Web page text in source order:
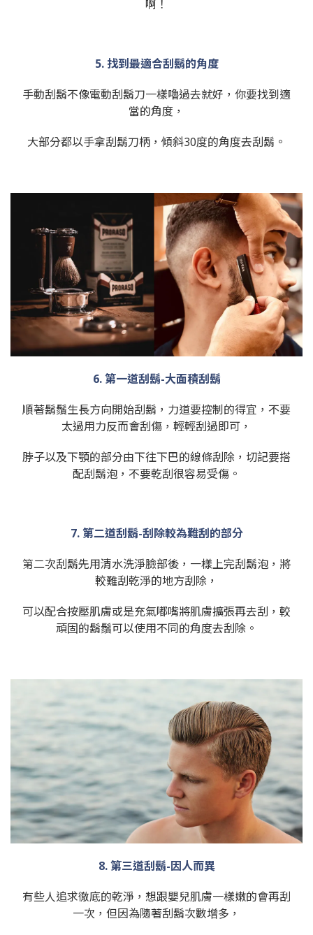
啊！
5. 找到最適合刮鬍的角度
手動刮鬍不像電動刮鬍刀一樣嚕過去就好，你要找到適
當的角度，
大部分都以手拿刮鬍刀柄，傾斜30度的角度去刮鬍。
6. 第一道刮鬍-大面積刮鬍
順著鬍鬚生長方向開始刮鬍，力道要控制的得宜，不要
太過用力反而會刮傷，輕輕刮過即可，
脖子以及下顎的部分由下往下巴的線條刮除，切記要搭
配刮鬍泡，不要乾刮很容易受傷。
7. 第二道刮鬍-刮除較為難刮的部分
第二次刮鬍先用清水洗淨臉部後，一樣上完刮鬍泡，將
較難刮乾淨的地方刮除，
可以配合按壓肌膚或是充氣嘟嘴將肌膚擴張再去刮，較
頑固的鬍鬚可以使用不同的角度去刮除。
8. 第三道刮鬍-因人而異
有些人追求徹底的乾淨，想跟嬰兒肌膚一樣嫩的會再刮
一次，但因為隨著刮鬍次數增多，